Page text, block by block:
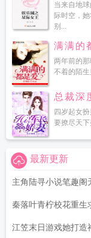
当来自地
际时空，
别...
满满的
两年前的
不着的陌
总裁深
四岁起女
要撩尽天
最新更新
主角陆寻小说笔趣阁
秦落叶青柠校花重生
江笠末日游戏她打造